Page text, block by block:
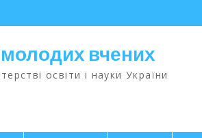
вчених
освіти і науки України